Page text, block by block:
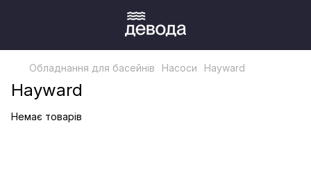
Обладнання для басейнів Насоси Hayward
Hayward
Немає товарів